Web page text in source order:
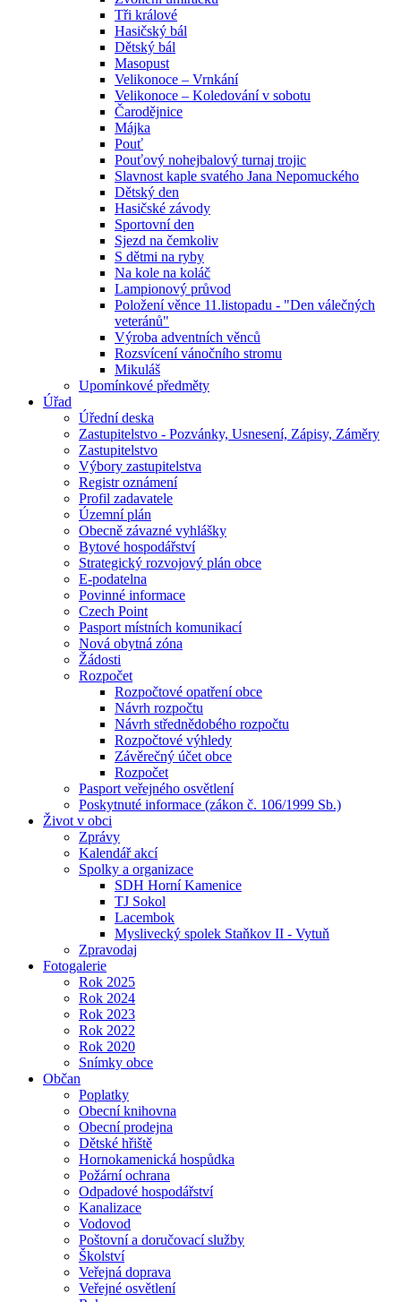
Tři králové
Hasičský bál
Dětský bál
Masopust
Velikonoce – Vrnkání
Velikonoce – Koledování v sobotu
Čarodějnice
Májka
Pouť
Pouťový nohejbalový turnaj trojic
Slavnost kaple svatého Jana Nepomuckého
Dětský den
Hasičské závody
Sportovní den
Sjezd na čemkoliv
S dětmi na ryby
Na kole na koláč
Lampionový průvod
Položení věnce 11.listopadu - "Den válečných
veteránů"
Výroba adventních věnců
Rozsvícení vánočního stromu
Mikuláš
Upomínkové předměty
Úřad
Úřední deska
Zastupitelstvo - Pozvánky, Usnesení, Zápisy, Záměry
Zastupitelstvo
Výbory zastupitelstva
Registr oznámení
Profil zadavatele
Územní plán
Obecně závazné vyhlášky
Bytové hospodářství
Strategický rozvojový plán obce
E-podatelna
Povinné informace
Czech Point
Pasport místních komunikací
Nová obytná zóna
Žádosti
Rozpočet
Rozpočtové opatření obce
Návrh rozpočtu
Návrh střednědobého rozpočtu
Rozpočtové výhledy
Závěrečný účet obce
Rozpočet
Pasport veřejného osvětlení
Poskytnuté informace (zákon č. 106/1999 Sb.)
Život v obci
Zprávy
Kalendář akcí
Spolky a organizace
SDH Horní Kamenice
TJ Sokol
Lacembok
Myslivecký spolek Staňkov II - Vytuň
Zpravodaj
Fotogalerie
Rok 2025
Rok 2024
Rok 2023
Rok 2022
Rok 2020
Snímky obce
Občan
Poplatky
Obecní knihovna
Obecní prodejna
Dětské hřiště
Hornokamenická hospůdka
Požární ochrana
Odpadové hospodářství
Kanalizace
Vodovod
Poštovní a doručovací služby
Školství
Veřejná doprava
Veřejné osvětlení